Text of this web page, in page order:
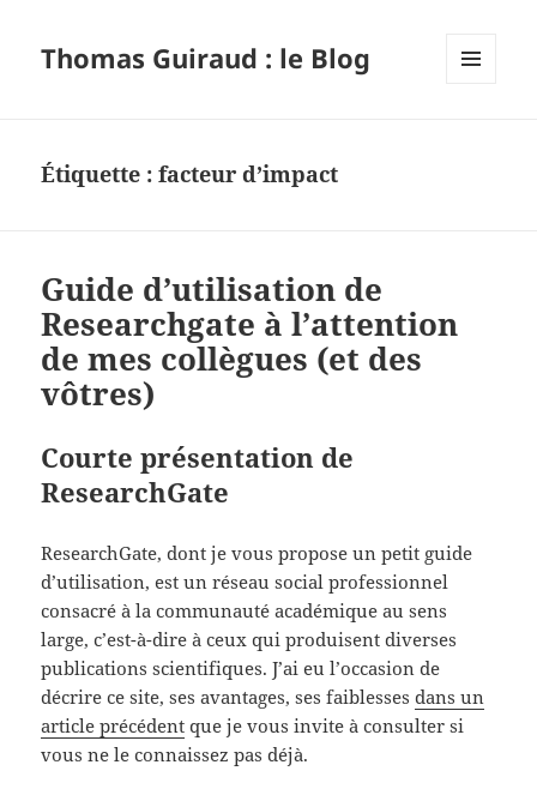
Thomas Guiraud : le Blog
Étiquette :facteur d’impact
Guide d’utilisation de
Researchgate à l’attention
de mes collègues (et des
vôtres)
Courte présentation de
ResearchGate
ResearchGate, dont je vous propose un petit guide
d’utilisation, est un réseau social professionnel
consacré à la communauté académique au sens
large, c’est-à-dire à ceux qui produisent diverses
publications scientifiques. J’ai eu l’occasion de
décrire ce site, ses avantages, ses faiblessesdans un
article précédent que je vous invite à consulter si
vous ne le connaissez pas déjà.